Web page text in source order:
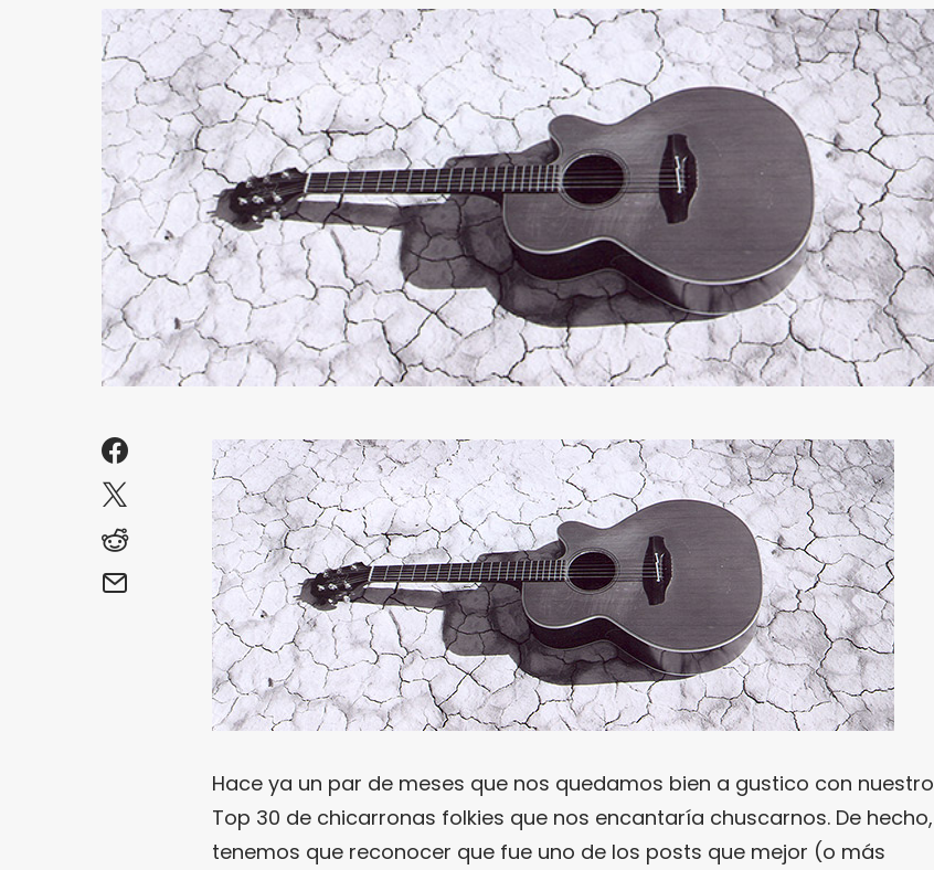
Hace ya un par de meses que nos quedamos bien a gustico con nuestro
Top 30 de chicarronas folkies que nos encantaría chuscarnos. De hecho,
tenemos que reconocer que fue uno de los posts que mejor (o más